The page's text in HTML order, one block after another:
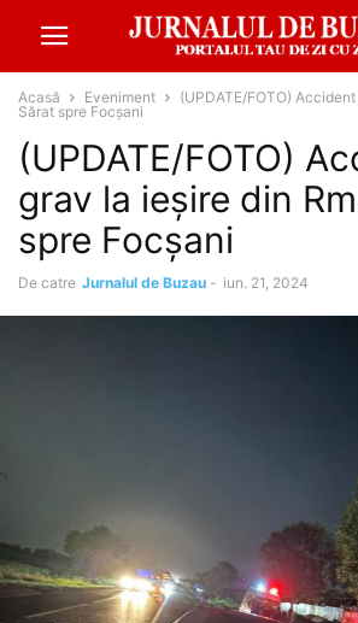
Acasă Eveniment
(UPDATE/FOTO)
Sărat spre Focșani
(UPDATE/FOTO)
grav la ieșire din
spre Focșani
De catre Jurnalul de Buzau - iun. 21, 2024